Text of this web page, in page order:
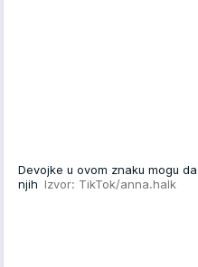
Devojke u ovom znaku mogu
njih Izvor: TikTok/anna.halk